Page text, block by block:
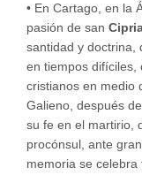
• En Cartago, en la
pasión de san
santidad y doctrina,
en tiempos difíciles,
cristianos en medio
Galieno, después
su fe en el martirio,
procónsul, ante
memoria se celebra